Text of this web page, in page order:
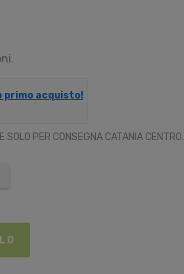
primo acquisto!
SOLO PER CONSEGNA CATANIA CENTRO.